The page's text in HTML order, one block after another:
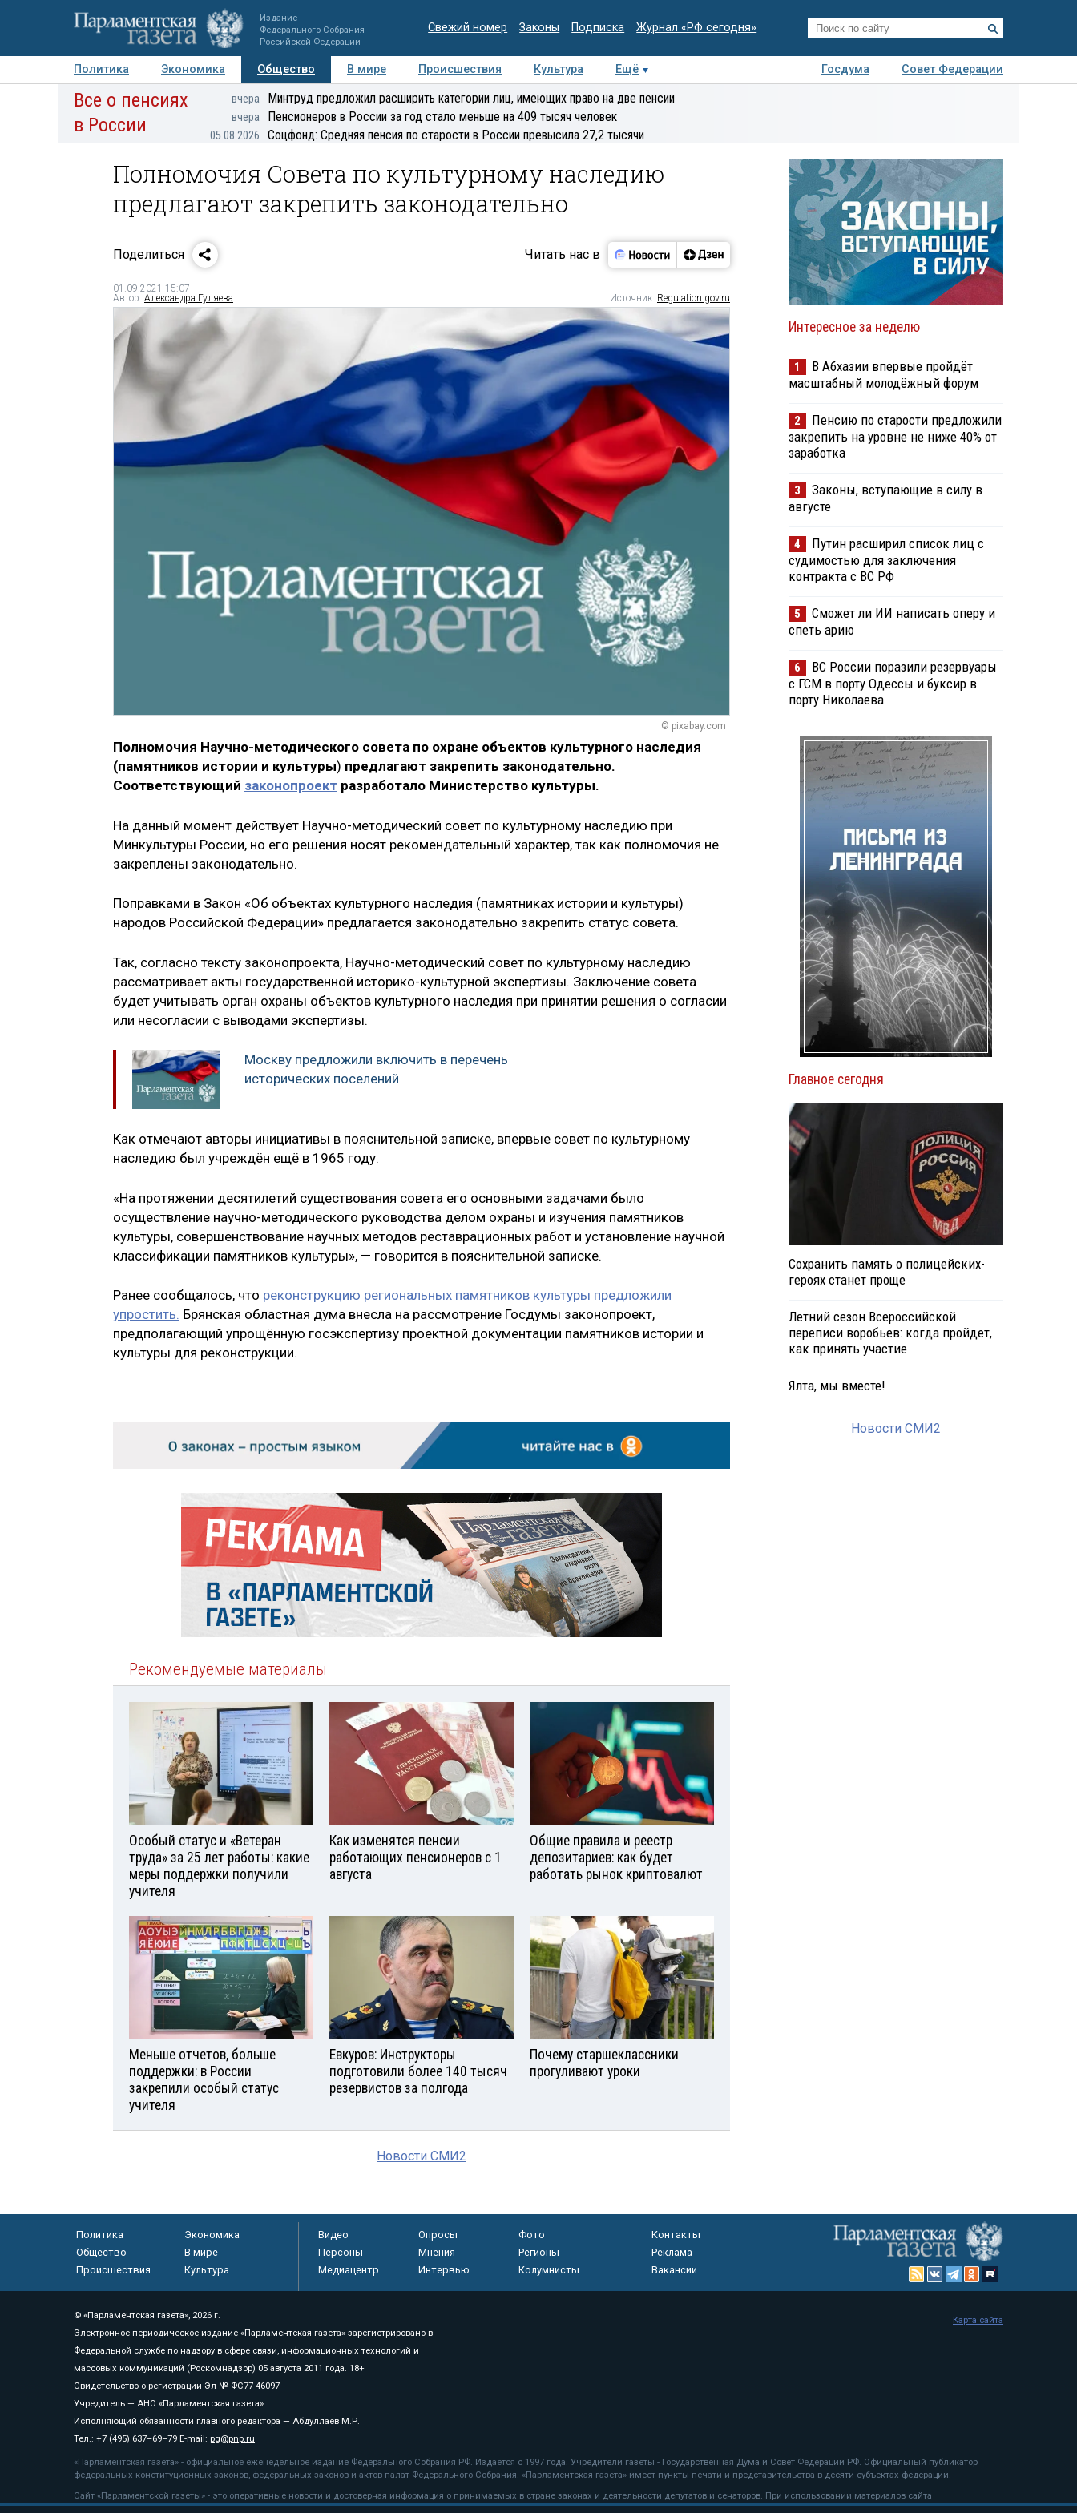
Издание
Федерального Собрания
Российской Федерации
Свежий номер Законы Подписка Журнал «РФ сегодня»
Политика Экономика Общество В мире Происшествия Культура Ещё Госдума
Совет Федерации
Авторы Персоны Мнения Регионы Медиацентр Интервью Колумнисты
Деловая
Все о пенсиях
в России
вчера Минтруд предложил расширить категории лиц, имеющих право на две пенсии
вчера Пенсионеров в России за год стало меньше на 409 тысяч человек
05.08.2026 Соцфонд: Средняя пенсия по старости в России превысила 27,2 тысячи
Полномочия Совета по культурному наследию
предлагают закрепить законодательно
Поделиться Читать нас в
01.09.2021 15:07
Автор: Александра Гуляева Источник: Regulation.gov.ru
© pixabay.com
Полномочия Научно-методического совета по охране объектов культурного наследия
(памятников истории и культуры) предлагают закрепить законодательно.
Соответствующий законопроект разработало Министерство культуры.
На данный момент действует Научно-методический совет по культурному наследию при
Минкультуры России, но его решения носят рекомендательный характер, так как полномочия не
закреплены законодательно.
Поправками в Закон «Об объектах культурного наследия (памятниках истории и культуры)
народов Российской Федерации» предлагается законодательно закрепить статус совета.
Так, согласно тексту законопроекта, Научно-методический совет по культурному наследию
рассматривает акты государственной историко-культурной экспертизы. Заключение совета
будет учитывать орган охраны объектов культурного наследия при принятии решения о согласии
или несогласии с выводами экспертизы.
Москву предложили включить в перечень
исторических поселений
Как отмечают авторы инициативы в пояснительной записке, впервые совет по культурному
наследию был учреждён ещё в 1965 году.
«На протяжении десятилетий существования совета его основными задачами было
осуществление научно-методического руководства делом охраны и изучения памятников
культуры, совершенствование научных методов реставрационных работ и установление научной
классификации памятников культуры», — говорится в пояснительной записке.
Ранее сообщалось, что реконструкцию региональных памятников культуры предложили
упростить. Брянская областная дума внесла на рассмотрение Госдумы законопроект,
предполагающий упрощённую госэкспертизу проектной документации памятников истории и
культуры для реконструкции.
Рекомендуемые материалы
Особый статус и «Ветеран
труда» за 25 лет работы: какие
меры поддержки получили
учителя
Как изменятся пенсии
работающих пенсионеров с 1
августа
Общие правила и реестр
депозитариев: как будет
работать рынок криптовалют
Меньше отчетов, больше
поддержки: в России
закрепили особый статус
учителя
Евкуров: Инструкторы
подготовили более 140 тысяч
резервистов за полгода
Почему старшеклассники
прогуливают уроки
Новости СМИ2
Интересное за неделю
1
В Абхазии впервые пройдёт
масштабный молодёжный форум
2
Пенсию по старости предложили
закрепить на уровне не ниже 40% от
заработка
3
Законы, вступающие в силу в
августе
4
Путин расширил список лиц с
судимостью для заключения
контракта с ВС РФ
5
Сможет ли ИИ написать оперу и
спеть арию
6
ВС России поразили резервуары
с ГСМ в порту Одессы и буксир в
порту Николаева
Главное сегодня
Сохранить память о полицейских-
героях станет проще
Летний сезон Всероссийской
переписи воробьев: когда пройдет,
как принять участие
Ялта, мы вместе!
Новости СМИ2
Политика
Экономика
Общество
В мире
Происшествия
Культура
Видео Опросы
Фото
Персоны
Мнения
Регионы
Медиацентр
Интервью Колумнисты
Контакты
Реклама
Вакансии
© «Парламентская газета», 2026 г.
Электронное периодическое издание «Парламентская газета» зарегистрировано в
Федеральной службе по надзору в сфере связи, информационных технологий и
массовых коммуникаций (Роскомнадзор) 05 августа 2011 года. 18+
Свидетельство о регистрации Эл № ФС77-46097
Учредитель — АНО «Парламентская газета»
Исполняющий обязанности главного редактора — Абдуллаев М.Р.
Тел.: +7 (495) 637–69–79 E-mail: pg@pnp.ru
«Парламентская газета» - официальное еженедельное издание Федерального Собрания РФ. Издается с 1997 года. Учредители газеты - Государственная Дума и Совет Федерации РФ. Официальный публикатор
федеральных конституционных законов, федеральных законов и актов палат Федерального Собрания. «Парламентская газета» имеет пункты печати и представительства в десяти субъектах федерации.
Сайт «Парламентской газеты» - это оперативные новости и достоверная информация о принимаемых в стране законах и деятельности депутатов и сенаторов. При использовании материалов сайта
«Парламентской газеты» активная ссылка на pnp.ru обязательна.
Карта сайта